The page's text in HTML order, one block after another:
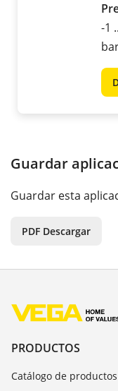
-1
Guardar
Guardar esta
PDF Descargar
PRODUCTOS
Catálogo de productos